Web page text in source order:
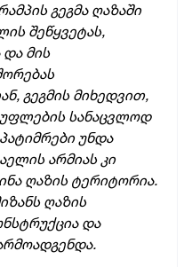
გეგმა ღაზაში
შეწყვეტას,
და მის
გეგმის მიხედვით,
სანაცვლოდ
უნდა
არმიას კი
ღაზის ტერიტორია.
ღაზის
და